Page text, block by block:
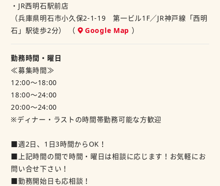
パートで働きたい方必見！！
■主婦（夫）歓迎！・フリーター歓迎！・未経験の方歓迎！
■中高年（40代・50代）、シニア（60代）活躍中！
・JR西明石駅前店
（兵庫県明石市小久保2-1-19 第一ビル1F／JR神戸線「西明
石」駅徒歩2分） （
Google Map ）
勤務時間・曜日
≪募集時間≫
12:00～18:00
18:00～24:00
20:00～24:00
※ディナー・ラストの時間帯勤務可能な方歓迎
■週2日、1日3時間からOK！
■上記時間の間で時間・曜日は相談に応じます！お気軽にお
問い合せ下さい！
■勤務開始日も応相談！